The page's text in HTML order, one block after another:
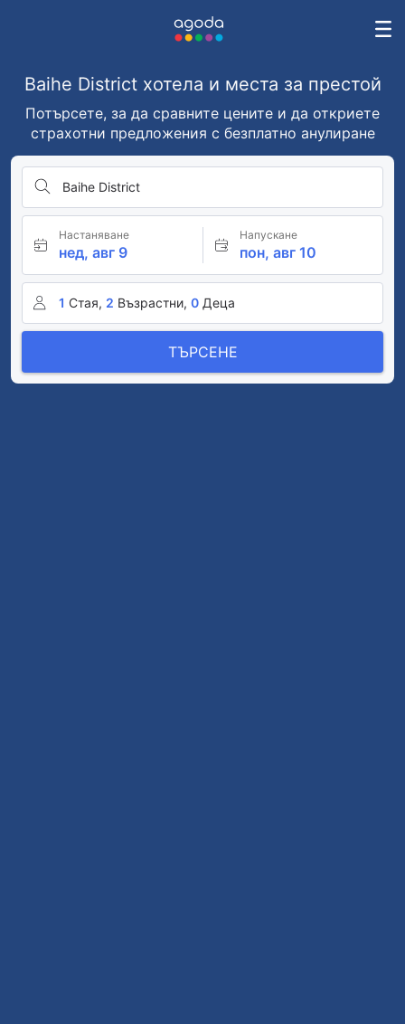
Baihe District хотела и места за престой
Потърсете, за да сравните цените и да откриете
страхотни предложения с безплатно анулиране
Baihe District
Настаняване
нед, авг 9
Напускане
пон, авг 10
1 Стая, 2 Възрастни, 0 Деца
ТЪРСЕНЕ